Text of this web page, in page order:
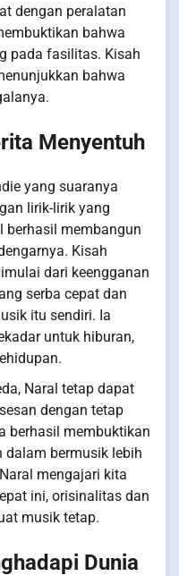
dengan peralatan
bahwa
pada fasilitas. Kisah
bahwa
Menyentuh
yang suaranya
lirik-lirik yang
berhasil membangun
Kisah
dari keengganan
serba cepat dan
itu sendiri. Ia
untuk hiburan,
Naral tetap dapat
dengan tetap
berhasil membuktikan
dalam bermusik lebih
mengajari kita
ini, orisinalitas dan
musik tetap.
Dunia